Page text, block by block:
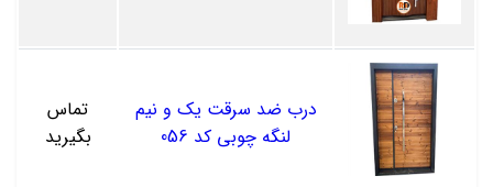
درب ضد سرقت یک و نیم
لنگه چوبی کد 056
تماس
بگیرید